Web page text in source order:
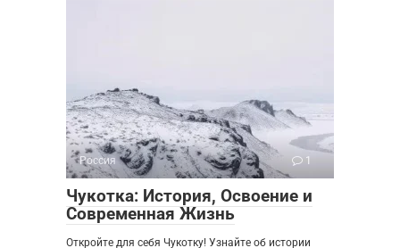
Россия 1
Чукотка: История, Освоение и
Современная Жизнь
Откройте для себя Чукотку! Узнайте об истории